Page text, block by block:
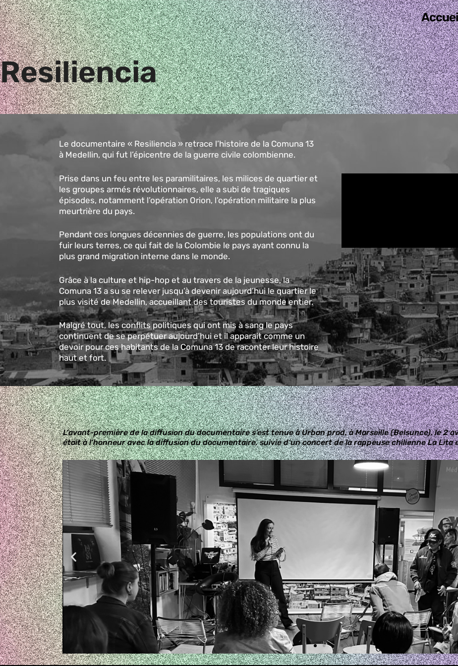
Resiliencia
Le documentaire « Resiliencia » retrace l’histoire de la Comuna 13
à Medellin, qui fut l’épicentre de la guerre civile colombienne.
Prise dans un feu entre les paramilitaires, les milices de quartier et
les groupes armés révolutionnaires, elle a subi de tragiques
épisodes, notamment l’opération Orion, l’opération militaire la plus
meurtrière du pays.
Pendant ces longues décennies de guerre, les populations ont du
fuir leurs terres, ce qui fait de la Colombie le pays ayant connu la
plus grand migration interne dans le monde.
Grâce à la culture et hip-hop et au travers de la jeunesse, la
Comuna 13 a su se relever jusqu’à devenir aujourd’hui le quartier le
plus visité de Medellin, accueillant des touristes du monde entier.
Malgré tout, les conflits politiques qui ont mis à sang le pays
continuent de se perpétuer aujourd’hui et il apparait comme un
devoir pour ces habitants de la Comuna 13 de raconter leur histoire
haut et fort.
L’avant-première de la diffusion du documentaire s’est tenue à Urban prod, à Marseille (Belsunce), le 2
était à l’honneur avec la diffusion du documentaire, suivie d’un concert de la rappeuse chilienne La Lita